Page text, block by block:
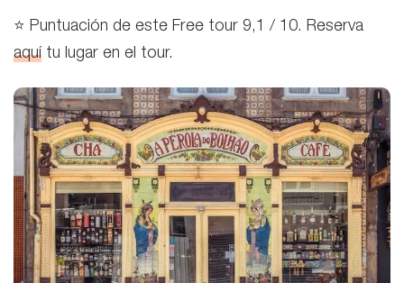
⭐ Puntuación de este Free tour 9,1 / 10. Reserva
aquí tu lugar en el tour.